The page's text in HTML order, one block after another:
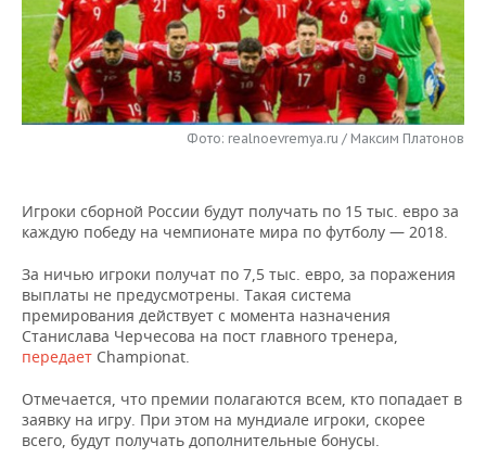
ТОРГОВЫЕ ЦЕНТРЫ
ТАТАРСТАНА
ИНВЕСТИЦИИ
МАШИНОСТРОЕНИЕ
НЕФТЕХИМИЯ
НЕФТЬ
ЭНЕРГЕТИКА
НОВОСТИ БИЗНЕСА
РОЗНИЧНАЯ ТОРГОВЛЯ
ТЕХНОЛОГИИ
НОВОСТИ ТЕХНОЛОГИЙ
ТЕЛЕКОММУНИКАЦИИ
МЕРОПРИЯТИЯ
НОВОСТИ МЕРОПРИЯТИЙ
БИЗНЕС-БРАНЧИ
ONLINE-КОНФЕРЕНЦИИ
ОТКРЫТАЯ ЛЕКЦИЯ
ФУТБОЛ
ХОККЕЙ
БАСКЕТБОЛ
ВОЛЕЙБОЛ
КИБЕРСПОРТ
НОВОСТИ ОБЩЕСТВА
ВЛАСТЬ
ИНФРАСТРУКТУРА
ИСТОРИЯ
КУЛЬТУРА
ФОТОГАЛЕРЕЯ
СЮЖЕТЫ
СПРАВОЧНИК
СПИСОК ПЕРСОН
СПИСОК КОМПАНИЙ
ПОЛНАЯ ВЕРСИЯ
Фото: realnoevremya.ru / Максим Платонов
Игроки сборной России будут получать по 15 тыс. евро за
каждую победу на чемпионате мира по футболу — 2018.
За ничью игроки получат по 7,5 тыс. евро, за поражения
выплаты не предусмотрены. Такая система
премирования действует с момента назначения
Станислава Черчесова на пост главного тренера,
передает Championat.
Отмечается, что премии полагаются всем, кто попадает в
заявку на игру. При этом на мундиале игроки, скорее
всего, будут получать дополнительные бонусы.